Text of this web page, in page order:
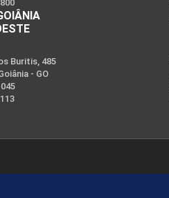
Buritis, 485
- GO